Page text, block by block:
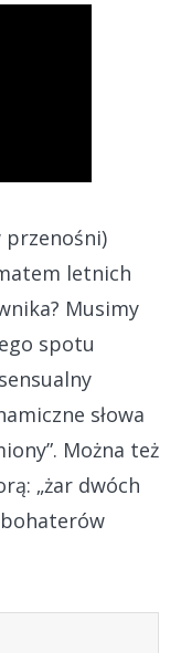
przenośni)
letnich
Musimy
spotu
słowa
Można też
„żar dwóch